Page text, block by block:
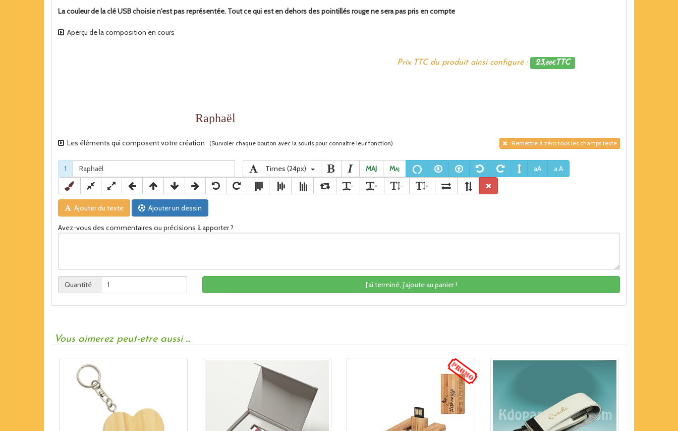
La couleur de la clé USB choisie n'est pas représentée. Tout ce qui est en dehors des pointillés rouge ne sera pas pris en compte
Aperçu de la composition en cours
Prix TTC du produit ainsi configuré : 23,88€TTC
Les éléments qui composent votre création (Survoler chaque bouton avec la souris pour connaitre leur fonction) Remettre à zéro tous les champs texte
1 Times (24px) MAJ Maj aA
a A
-
+ - +
Ajouter du texte Ajouter un dessin
Avez-vous des commentaires ou précisions à apporter ?
Quantité : J'ai terminé, j'ajoute au panier !
Vous aimerez peut-etre aussi ...